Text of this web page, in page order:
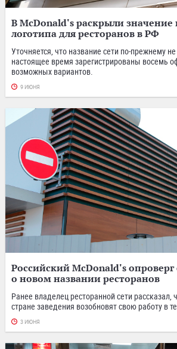
В McDonald's раскрыли значение
логотипа для ресторанов в РФ
Уточняется, что название сети по-прежнему
настоящее время зарегистрированы восемь
возможных вариантов.
9 ИЮНЯ
Российский McDonald's
о новом названии ресторанов
Ранее владелец ресторанной сети
стране заведения возобновят свою работу в
3 ИЮНЯ